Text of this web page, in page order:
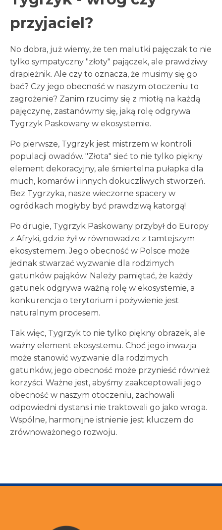
przyjaciel?
No dobra, już wiemy, że ten malutki pajęczak to nie
tylko sympatyczny "złoty" pajączek, ale prawdziwy
drapieżnik. Ale czy to oznacza, że musimy się go
bać? Czy jego obecność w naszym otoczeniu to
zagrożenie? Zanim rzucimy się z miotłą na każdą
pajęczynę, zastanówmy się, jaką rolę odgrywa
Tygrzyk Paskowany w ekosystemie.
Po pierwsze, Tygrzyk jest mistrzem w kontroli
populacji owadów. "Złota" sieć to nie tylko piękny
element dekoracyjny, ale śmiertelna pułapka dla
much, komarów i innych dokuczliwych stworzeń.
Bez Tygrzyka, nasze wieczorne spacery w
ogródkach mogłyby być prawdziwą katorgą!
Po drugie, Tygrzyk Paskowany przybył do Europy
z Afryki, gdzie żył w równowadze z tamtejszym
ekosystemem. Jego obecność w Polsce może
jednak stwarzać wyzwanie dla rodzimych
gatunków pająków. Należy pamiętać, że każdy
gatunek odgrywa ważną rolę w ekosystemie, a
konkurencja o terytorium i pożywienie jest
naturalnym procesem.
Tak więc, Tygrzyk to nie tylko piękny obrazek, ale
ważny element ekosystemu. Choć jego inwazja
może stanowić wyzwanie dla rodzimych
gatunków, jego obecność może przynieść również
korzyści. Ważne jest, abyśmy zaakceptowali jego
obecność w naszym otoczeniu, zachowali
odpowiedni dystans i nie traktowali go jako wroga.
Wspólne, harmonijne istnienie jest kluczem do
zrównoważonego rozwoju.